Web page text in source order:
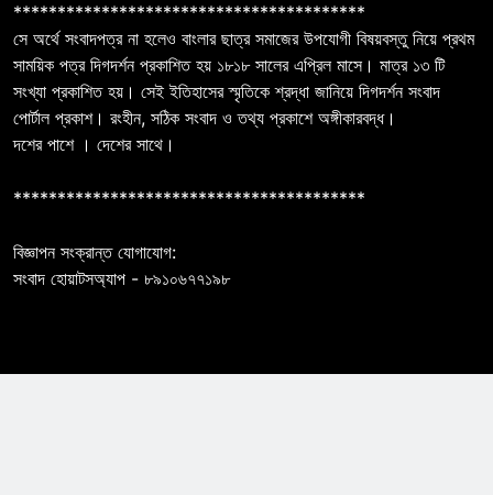
****************************************
সে অর্থে সংবাদপত্র না হলেও বাংলার ছাত্র সমাজের উপযোগী বিষয়বস্তু নিয়ে প্রথম
সাময়িক পত্র দিগদর্শন প্রকাশিত হয় ১৮১৮ সালের এপ্রিল মাসে। মাত্র ১৩ টি
সংখ্যা প্রকাশিত হয়। সেই ইতিহাসের স্মৃতিকে শ্রদ্ধা জানিয়ে দিগদর্শন সংবাদ
পোর্টাল প্রকাশ। রংহীন, সঠিক সংবাদ ও তথ্য প্রকাশে অঙ্গীকারবদ্ধ।
দশের পাশে । দেশের সাথে।
****************************************
বিজ্ঞাপন সংক্রান্ত যোগাযোগ:
সংবাদ হোয়াটসঅ্যাপ - ৮৯১০৬৭৭১৯৮